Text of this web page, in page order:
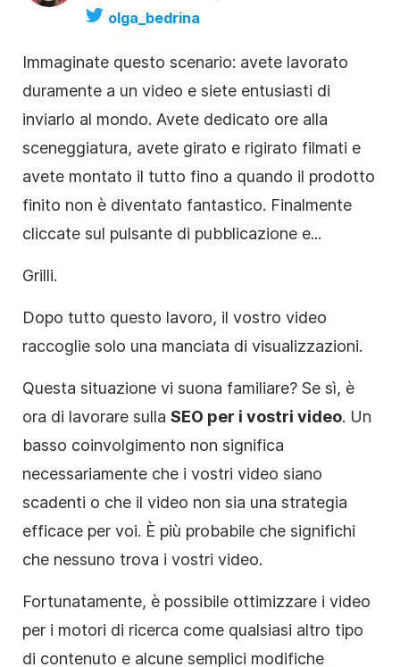
olga_bedrina
Immaginate questo scenario: avete lavorato
duramente a un video e siete entusiasti di
inviarlo al mondo. Avete dedicato ore alla
sceneggiatura, avete girato e rigirato filmati e
avete montato il tutto fino a quando il prodotto
finito non è diventato fantastico. Finalmente
cliccate sul pulsante di pubblicazione e...
Grilli.
Dopo tutto questo lavoro, il vostro video
raccoglie solo una manciata di visualizzazioni.
Questa situazione vi suona familiare? Se sì, è
ora di lavorare sulla SEO per i vostri video. Un
basso coinvolgimento non significa
necessariamente che i vostri video siano
scadenti o che il video non sia una strategia
efficace per voi. È più probabile che significhi
che nessuno trova i vostri video.
Fortunatamente, è possibile ottimizzare i video
per i motori di ricerca come qualsiasi altro tipo
di contenuto e alcune semplici modifiche